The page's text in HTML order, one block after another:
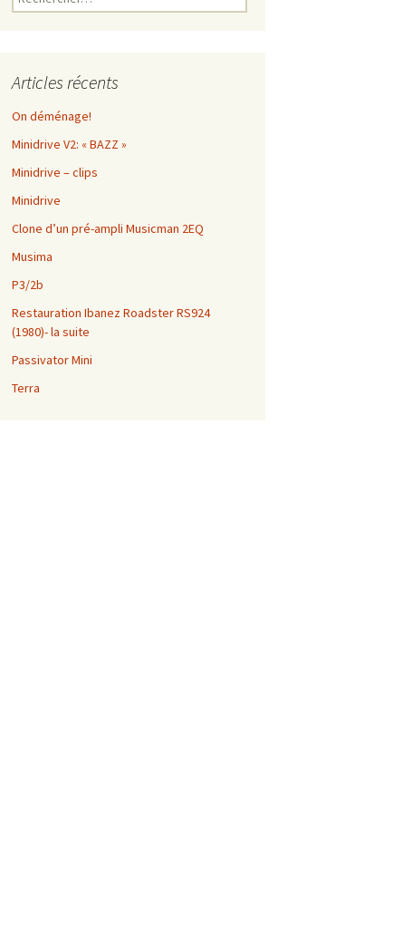
Articles récents
On déménage!
Minidrive V2: « BAZZ »
Minidrive – clips
Minidrive
Clone d’un pré-ampli Musicman 2EQ
Musima
P3/2b
Restauration Ibanez Roadster RS924
(1980)- la suite
Passivator Mini
Terra